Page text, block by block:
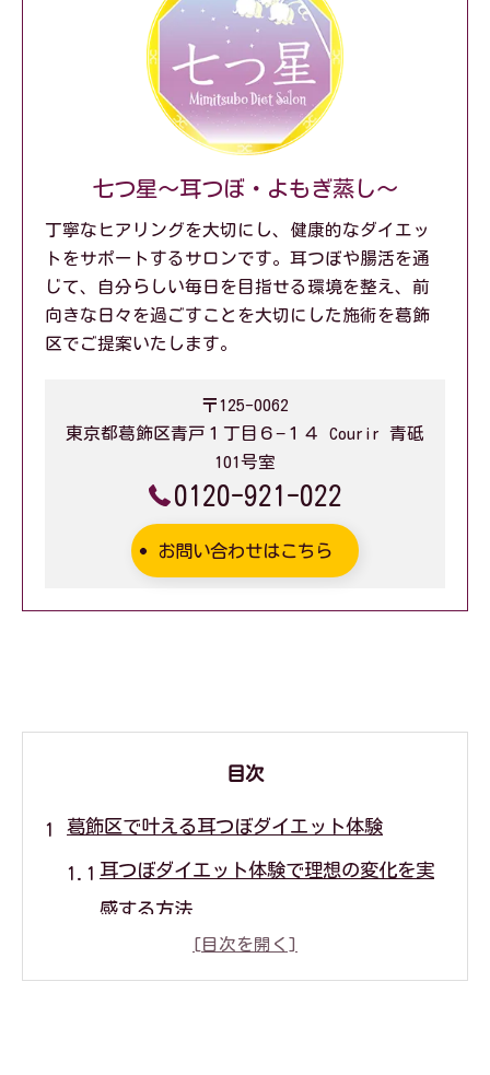
七つ星～耳つぼ・よもぎ蒸し～
丁寧なヒアリングを大切にし、健康的なダイエッ
トをサポートするサロンです。耳つぼや腸活を通
じて、自分らしい毎日を目指せる環境を整え、前
向きな日々を過ごすことを大切にした施術を葛飾
区でご提案いたします。
〒125-0062
東京都葛飾区青戸１丁目６−１４ Courir 青砥
101号室
0120-921-022
お問い合わせはこちら
目次
葛飾区で叶える耳つぼダイエット体験
耳つぼダイエット体験で理想の変化を実
感する方法
食事制限なしで続くダイエットの新常識